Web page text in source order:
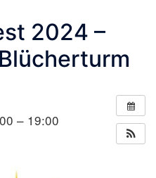
2024 –
– 19:00